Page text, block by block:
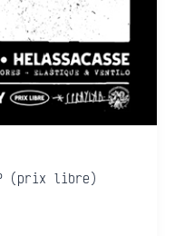
(prix libre)